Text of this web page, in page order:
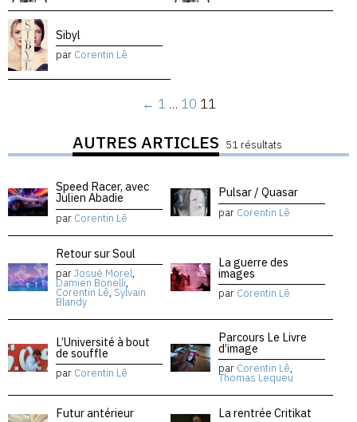
Sibyl
par Corentin Lê
← 1 … 10 11
AUTRES ARTICLES 51 résultats
Speed Racer, avec
Julien Abadie
par Corentin Lê
Pulsar / Quasar
par Corentin Lê
Retour sur Soul
parJosué Morel,
Damien Bonelli,
Corentin Lê, Sylvain
Blandy
La guerre des
images
par Corentin Lê
L’Université à bout
de souffle
par Corentin Lê
Parcours Le Livre
d’image
par Corentin Lê,
Thomas Lequeu
Futur antérieur La rentrée Critikat